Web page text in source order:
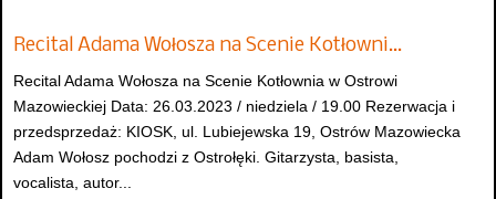
Recital Adama Wołosza na Scenie Kotłowni…
Recital Adama Wołosza na Scenie Kotłownia w Ostrowi
Mazowieckiej Data: 26.03.2023 / niedziela / 19.00 Rezerwacja i
przedsprzedaż: KIOSK, ul. Lubiejewska 19, Ostrów Mazowiecka
Adam Wołosz pochodzi z Ostrołęki. Gitarzysta, basista,
vocalista, autor...